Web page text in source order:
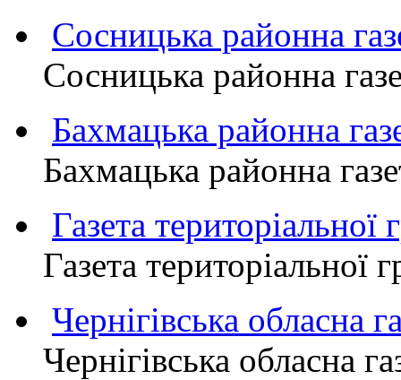
Сосницька районна
Сосницька районна
Бахмацька районна
Бахмацька районна
Газета
Газета
Чернігівська обласна
Чернігівська обласна